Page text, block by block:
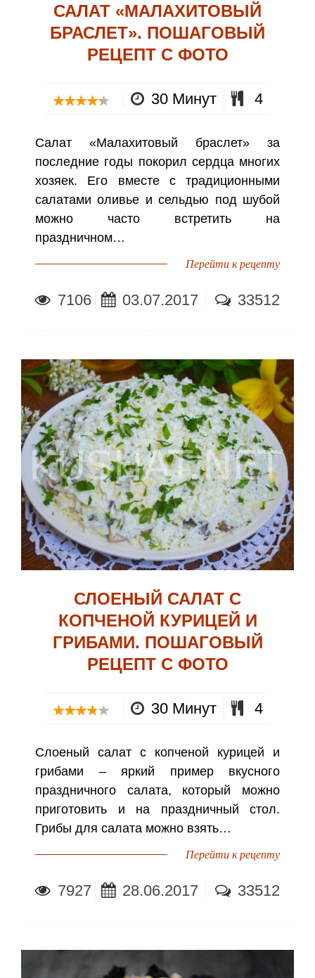
САЛАТ «МАЛАХИТОВЫЙ
БРАСЛЕТ». ПОШАГОВЫЙ
РЕЦЕПТ С ФОТО
30 Минут 4
Салат «Малахитовый браслет» за
последние годы покорил сердца многих
хозяек. Его вместе с традиционными
салатами оливье и сельдью под шубой
можно часто встретить на
праздничном…
Перейти к рецепту
7106 03.07.2017 33512
СЛОЕНЫЙ САЛАТ С
КОПЧЕНОЙ КУРИЦЕЙ И
ГРИБАМИ. ПОШАГОВЫЙ
РЕЦЕПТ С ФОТО
30 Минут 4
Слоеный салат с копченой курицей и
грибами – яркий пример вкусного
праздничного салата, который можно
приготовить и на праздничный стол.
Грибы для салата можно взять…
Перейти к рецепту
7927 28.06.2017 33512